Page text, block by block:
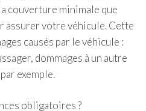
couverture minimale que
assurer votre véhicule. Cette
causés par le véhicule :
dommages à un autre
exemple.
obligatoires ?